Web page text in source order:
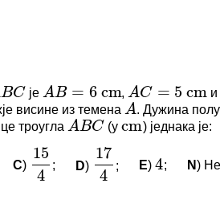
коментара.
C јеAB= 6cm ,AC= 5cm
висине из темена A . Дужина
троугла ABC (уcm ) једнака је:
C)
4
154 ; D)
4
174 ; E)
4
4 ; N)